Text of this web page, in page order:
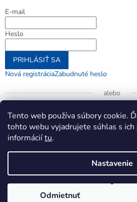
Tento web používa súbory cookie.
tohto webu vyjadrujete súhlas s ich
informáciítu.
Nastavenie
Odmietnuť
E-mail
Heslo
PRIHLÁSIŤ SA
Nová registráciaZabudnuté heslo
alebo
Prihlásiť sa
. Všetky